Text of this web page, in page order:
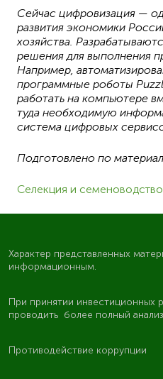
Сейчас цифровизация —
развития экономики
хозяйства.
решения для выполнения
Например,
программные роботы
работать на компьютере
туда необходимую
система цифровых
Подготовлено по
Селекция и семеноводство
Характер представленных
информационным.
При принятии
проводить более полный
Противодействие коррупции